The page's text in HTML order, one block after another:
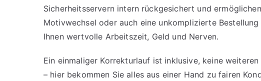
Sicherheitsservern intern rückgesichert und
Motivwechsel oder auch eine unkomplizierte
Ihnen wertvolle Arbeitszeit, Geld und Nerven.
Ein einmaliger Korrekturlauf ist inklusive, keine
– hier bekommen Sie alles aus einer Hand zu fairen